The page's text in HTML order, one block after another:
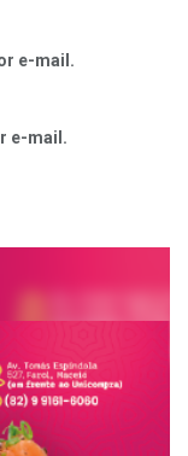
e-mail.
e-mail.